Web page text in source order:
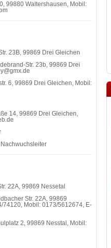
99880 Waltershausen, Mobil:
23B, 99869 Drei Gleichen
Str. 23b, 99869 Drei
6, 99869 Drei Gleichen, Mobil:
14, 99869 Drei Gleichen,
22A, 99869 Nessetal
Str. 22A, 99869
74120, Mobil: 0173/5612674, E-
2, 99869 Nesstal, Mobil: